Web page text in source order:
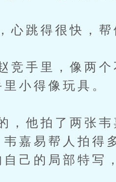
跳得很快，帮
手里，像两个
小得像玩具。
他拍了两张韦
嘉易帮人拍得
己的局部特写